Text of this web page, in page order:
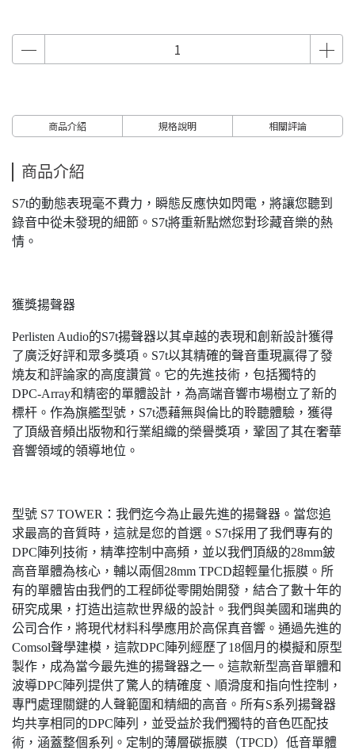
商品介紹 規格說明 相關評論
商品介紹
S7t的動態表現毫不費力，瞬態反應快如閃電，將讓您聽到
錄音中從未發現的細節。S7t將重新點燃您對珍藏音樂的熱
情。
獲獎揚聲器
Perlisten Audio的S7t揚聲器以其卓越的表現和創新設計獲得
了廣泛好評和眾多獎項。S7t以其精確的聲音重現贏得了發
燒友和評論家的高度讚賞。它的先進技術，包括獨特的
DPC-Array和精密的單體設計，為高端音響市場樹立了新的
標杆。作為旗艦型號，S7t憑藉無與倫比的聆聽體驗，獲得
了頂級音頻出版物和行業組織的榮譽獎項，鞏固了其在奢華
音響領域的領導地位。
型號 S7 TOWER：我們迄今為止最先進的揚聲器。當您追
求最高的音質時，這就是您的首選。S7t採用了我們專有的
DPC陣列技術，精準控制中高頻，並以我們頂級的28mm鈹
高音單體為核心，輔以兩個28mm TPCD超輕量化振膜。所
有的單體皆由我們的工程師從零開始開發，結合了數十年的
研究成果，打造出這款世界級的設計。我們與美國和瑞典的
公司合作，將現代材料科學應用於高保真音響。通過先進的
Comsol聲學建模，這款DPC陣列經歷了18個月的模擬和原型
製作，成為當今最先進的揚聲器之一。這款新型高音單體和
波導DPC陣列提供了驚人的精確度、順滑度和指向性控制，
專門處理關鍵的人聲範圍和精細的高音。所有S系列揚聲器
均共享相同的DPC陣列，並受益於我們獨特的音色匹配技
術，涵蓋整個系列。定制的薄層碳振膜（TPCD）低音單體